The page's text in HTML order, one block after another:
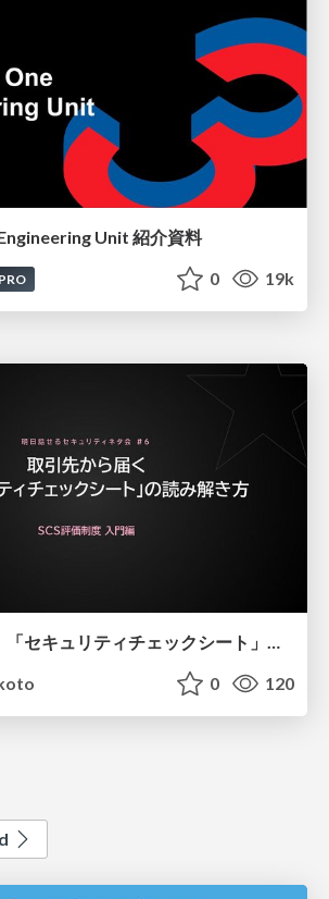
Unit 紹介資料
PRO 0 19k
取引先から届く 「セキュリティチェックシート」の読み解き方
0 120